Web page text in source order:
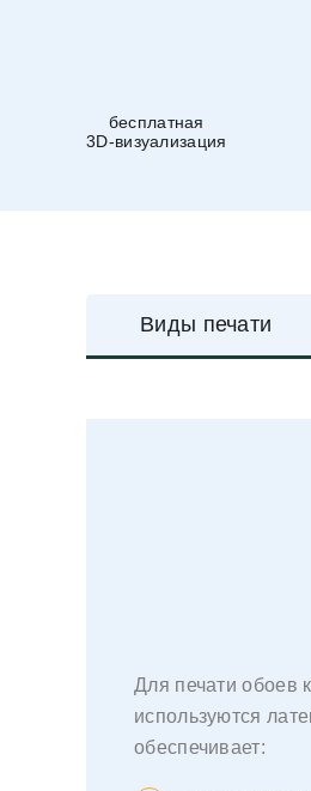
бесплатная
3D-визуализация
Виды печати
Для печати обоев
используются
обеспечивает: